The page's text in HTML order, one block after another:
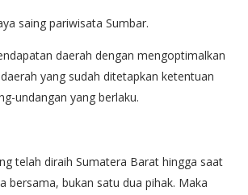
saing pariwisata Sumbar.
daerah dengan mengoptimalkan
yang sudah ditetapkan ketentuan
undangan yang berlaku.
telah diraih Sumatera Barat hingga saat
bersama, bukan satu dua pihak. Maka